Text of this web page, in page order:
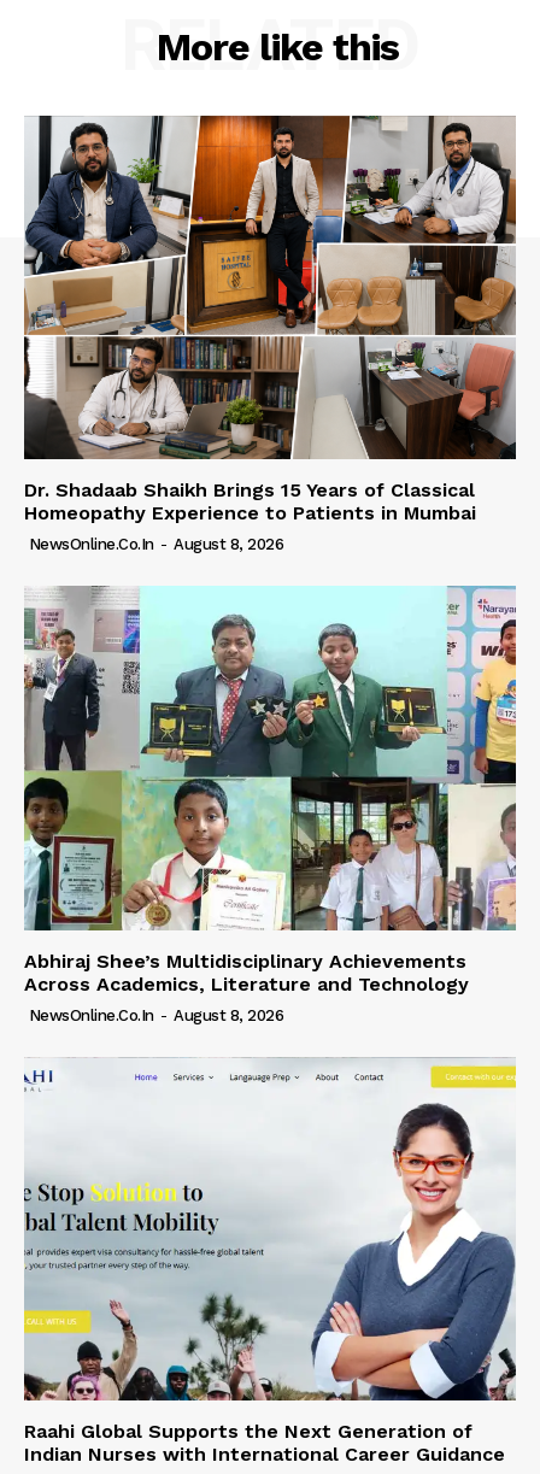
More like this
RELATED
Dr. Shadaab Shaikh Brings 15 Years of Classical
Homeopathy Experience to Patients in Mumbai
NewsOnline.co.in - August 8, 2026
Abhiraj Shee’s Multidisciplinary Achievements
Across Academics, Literature and Technology
NewsOnline.co.in - August 8, 2026
Raahi Global Supports the Next Generation of
Indian Nurses with International Career Guidance